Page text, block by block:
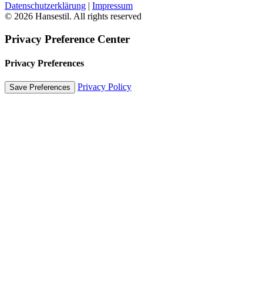
Datenschutzerklärung | Impressum
© 2026 Hansestil. All rights reserved
Privacy Preference Center
Privacy Preferences
Privacy Policy